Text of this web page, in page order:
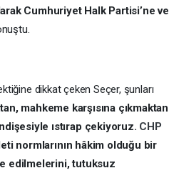
Cumhuriyet Halk Partisi’ne ve
dikkat çeken Seçer, şunları
mahkeme karşısına çıkmaktan
ıstırap çekiyoruz. CHP
normlarının hâkim olduğu bir
edilmelerini, tutuksuz